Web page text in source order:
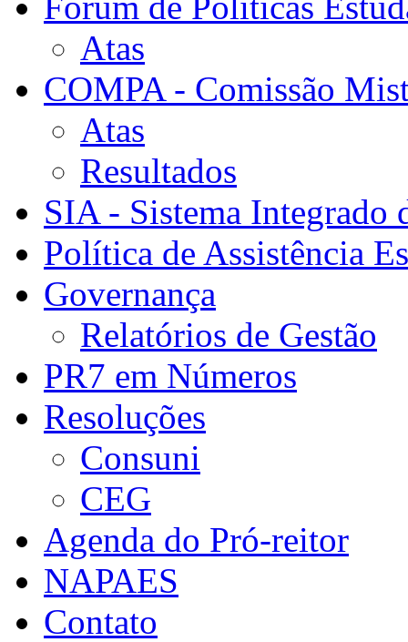
Atas
COMPA - Comissão
Atas
Resultados
SIA - Sistema Integrado
Política de Assistência
Governança
Relatórios de Gestão
PR7 em Números
Resoluções
Consuni
CEG
Agenda do Pró-reitor
NAPAES
Contato